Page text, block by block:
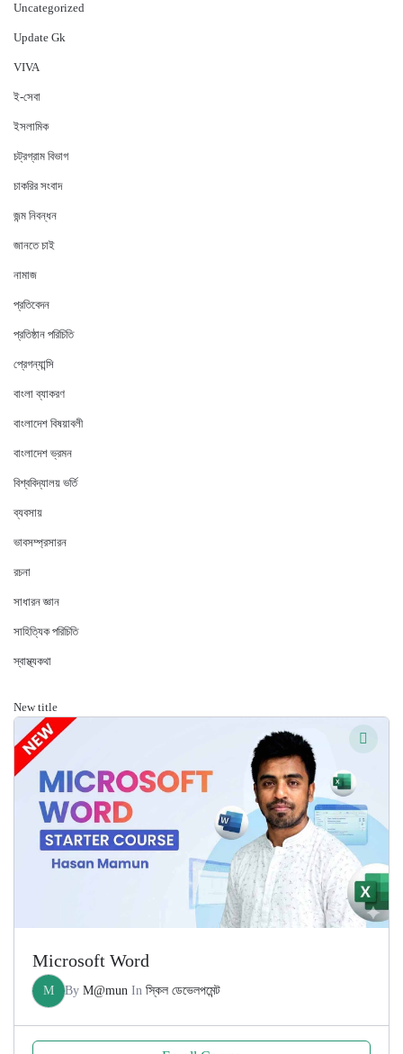
Uncategorized
Update Gk
VIVA
ই-সেবা
ইসলামিক
চট্রগ্রাম বিভাগ
চাকরির সংবাদ
জন্ম নিবন্ধন
জানতে চাই
নামাজ
প্রতিবেদন
প্রতিষ্ঠান পরিচিতি
প্রেগন্যান্সি
বাংলা ব্যাকরণ
বাংলাদেশ বিষয়াবলী
বাংলাদেশ ভ্রমন
বিশ্ববিদ্যালয় ভর্তি
ব্যবসায়
ভাবসম্প্রসারন
রচনা
সাধারন জ্ঞান
সাহিত্যিক পরিচিতি
স্বাস্থ্যকথা
New title
Microsoft Word
M By M@mun In স্কিল ডেভেলপমেন্ট